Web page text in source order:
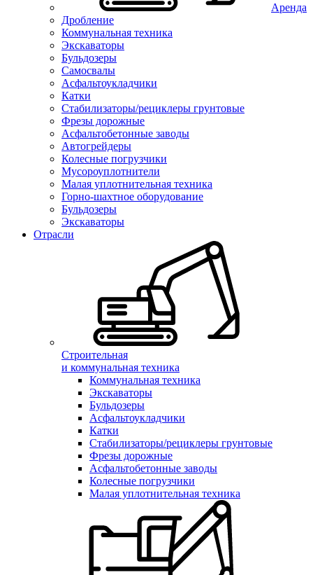
Аренда
Дробление
Коммунальная техника
Экскаваторы
Бульдозеры
Самосвалы
Асфальтоукладчики
Катки
Стабилизаторы/рециклеры грунтовые
Фрезы дорожные
Асфальтобетонные заводы
Автогрейдеры
Колесные погрузчики
Мусороуплотнители
Малая уплотнительная техника
Горно-шахтное оборудование
Бульдозеры
Экскаваторы
Отрасли
Строительная
и коммунальная техника
Коммунальная техника
Экскаваторы
Бульдозеры
Асфальтоукладчики
Катки
Стабилизаторы/рециклеры грунтовые
Фрезы дорожные
Асфальтобетонные заводы
Колесные погрузчики
Малая уплотнительная техника